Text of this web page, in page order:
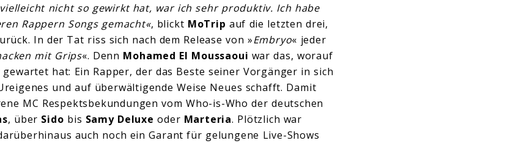
nicht so gewirkt hat, war ich sehr produktiv. Ich habe
Rappern Songs gemacht«, blickt MoTrip auf die letzten drei,
In der Tat riss sich nach dem Release von »Embryo« jeder
mit Grips«. Denn Mohamed El Moussaoui war das, worauf
hat: Ein Rapper, der das Beste seiner Vorgänger in sich
und auf überwältigende Weise Neues schafft. Damit
MC Respektsbekundungen vom Who-is-Who der deutschen
, über Sido bis Samy Deluxe oder Marteria. Plötzlich war
auch noch ein Garant für gelungene Live-Shows